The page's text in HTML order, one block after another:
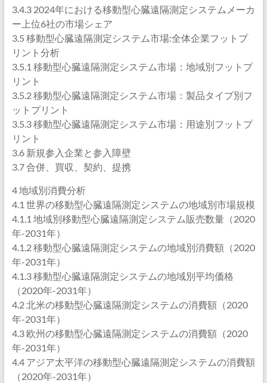
3.4.3 2024年における移動型心臓遠隔測定システムメーカ
ー上位6社の市場シェア
3.5 移動型心臓遠隔測定システム市場:全体企業フットプ
リント分析
3.5.1 移動型心臓遠隔測定システム市場：地域別フットプ
リント
3.5.2 移動型心臓遠隔測定システム市場：製品タイプ別フ
ットプリント
3.5.3 移動型心臓遠隔測定システム市場：用途別フットプ
リント
3.6 新規参入企業と参入障壁
3.7 合併、買収、契約、提携
4 地域別消費分析
4.1 世界の移動型心臓遠隔測定システムの地域別市場規模
4.1.1 地域別移動型心臓遠隔測定システム販売数量（2020
年-2031年）
4.1.2 移動型心臓遠隔測定システムの地域別消費額（2020
年-2031年）
4.1.3 移動型心臓遠隔測定システムの地域別平均価格
（2020年-2031年）
4.2 北米の移動型心臓遠隔測定システムの消費額（2020
年-2031年）
4.3 欧州の移動型心臓遠隔測定システムの消費額（2020
年-2031年）
4.4 アジア太平洋の移動型心臓遠隔測定システムの消費額
（2020年-2031年）